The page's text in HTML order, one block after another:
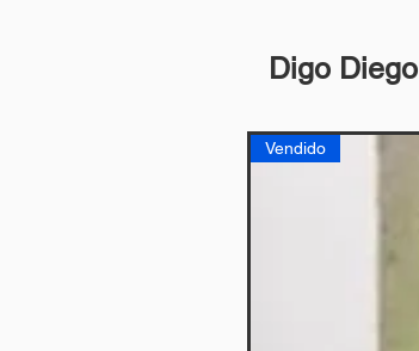
Digo Diego
Vendido